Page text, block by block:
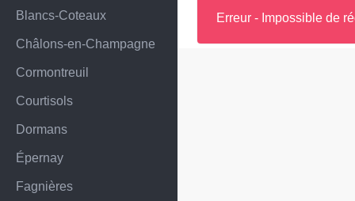
Blancs-Coteaux
Châlons-en-Champagne
Cormontreuil
Courtisols
Dormans
Épernay
Fagnières
Erreur - Impossible de